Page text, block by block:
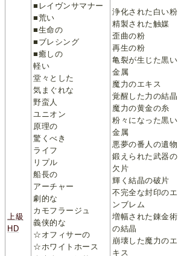
上級
HD
■レイヴンサマナー
■荒い
■生命の
■ブレシング
■癒しの
軽い
堂々とした
気まぐれな
野蛮人
ユニオン
原理の
驚くべき
ライフ
リプル
船長の
アーチャー
劇的な
カモフラージュ
義侠的な
☆オフィサーの
☆ホワイトホース
浄化された白い粉
精製された触媒
歪曲の粉
再生の粉
亀裂が生じた黒い
金属
魔力のエキス
覚醒した力の結晶
魔力の黄金の糸
粉々になった黒い
金属
悪夢の番人の遺物
鍛えられた武器の
欠片
輝く結晶の破片
不完全な封印のエ
ンブレム
増幅された錬金術
の結晶
崩壊した魔力のエ
キス